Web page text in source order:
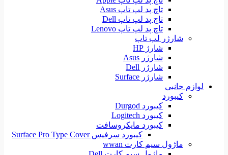
تاچ پد لپ تاپ Asus
تاچ پد لپ تاپ Dell
تاچ پد لپ تاپ Lenovo
شارژر لپ تاپ
شارژ HP
شارژر Asus
شارژر Dell
شارژر Surface
لوازم جانبی
کیبورد
کیبورد Durgod
کیبورد Logitech
کیبورد مایکروسافت
کیبورد سرفیس Surface Pro Type Cover
ماژول سیم کارت wwan